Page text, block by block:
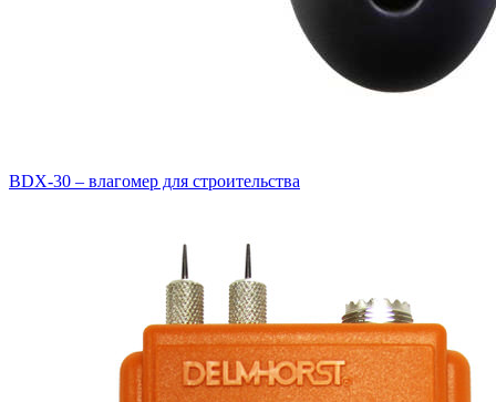
BDX-30 – влагомер для строительства